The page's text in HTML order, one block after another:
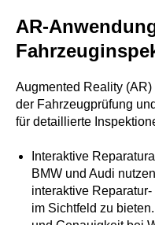
AR-
Augmented Reality
der Fahrzeugprüfung
für detaillierte
Interaktive
BMW und Audi
interaktive
im Sichtfeld zu